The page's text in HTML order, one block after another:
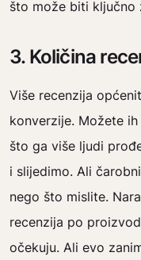
što može biti ključno
3. Količina
Više recenzija
konverzije. Možete
što ga više ljudi
i slijedimo. Ali
nego što mislite.
recenzija po
očekuju. Ali evo